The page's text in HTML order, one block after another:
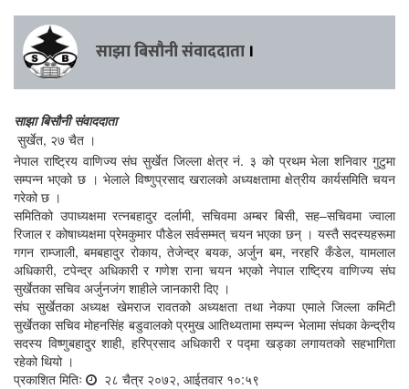
साझा बिसौनी संवाददाता ।
साझा बिसौनी संवाददाता
सुर्खेत, २७ चैत ।
नेपाल राष्ट्रिय वाणिज्य संघ सुर्खेत जिल्ला क्षेत्र नं. ३ को प्रथम भेला शनिवार गुटुमा
सम्पन्न भएको छ । भेलाले विष्णुप्रसाद खरालको अध्यक्षतामा क्षेत्रीय कार्यसमिति चयन
गरेको छ ।
समितिको उपाध्यक्षमा रत्नबहादुर दर्लामी, सचिवमा अम्बर बिसी, सह–सचिवमा ज्वाला
रिजाल र कोषाध्यक्षमा प्रेमकुमार पौडेल सर्वसम्मत् चयन भएका छन् । यस्तै सदस्यहरूमा
गगन राम्जाली, बमबहादुर रोकाय, तेजेन्द्र बयक, अर्जुन बम, नरहरि कँडेल, यामलाल
अधिकारी, टपेन्द्र अधिकारी र गणेश राना चयन भएको नेपाल राष्ट्रिय वाणिज्य संघ
सुर्खेतका सचिव अर्जुनजंग शाहीले जानकारी दिए ।
संघ सुर्खेतका अध्यक्ष खेमराज रावतको अध्यक्षता तथा नेकपा एमाले जिल्ला कमिटी
सुर्खेतका सचिव मोहनसिंह बडुवालको प्रमुख आतिथ्यतामा सम्पन्न भेलामा संघका केन्द्रीय
सदस्य विष्णुबहादुर शाही, हरिप्रसाद अधिकारी र पद्मा खड्का लगायतको सहभागिता
रहेको थियो ।
प्रकाशित मितिः
२८ चैत्र २०७२, आईतवार १०:५९